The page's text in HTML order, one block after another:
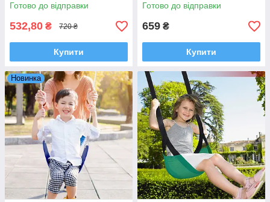
Готово до відправки
532,80 ₴ 720 ₴
Купити
Готово до відправки
659 ₴
Купити
Новинка